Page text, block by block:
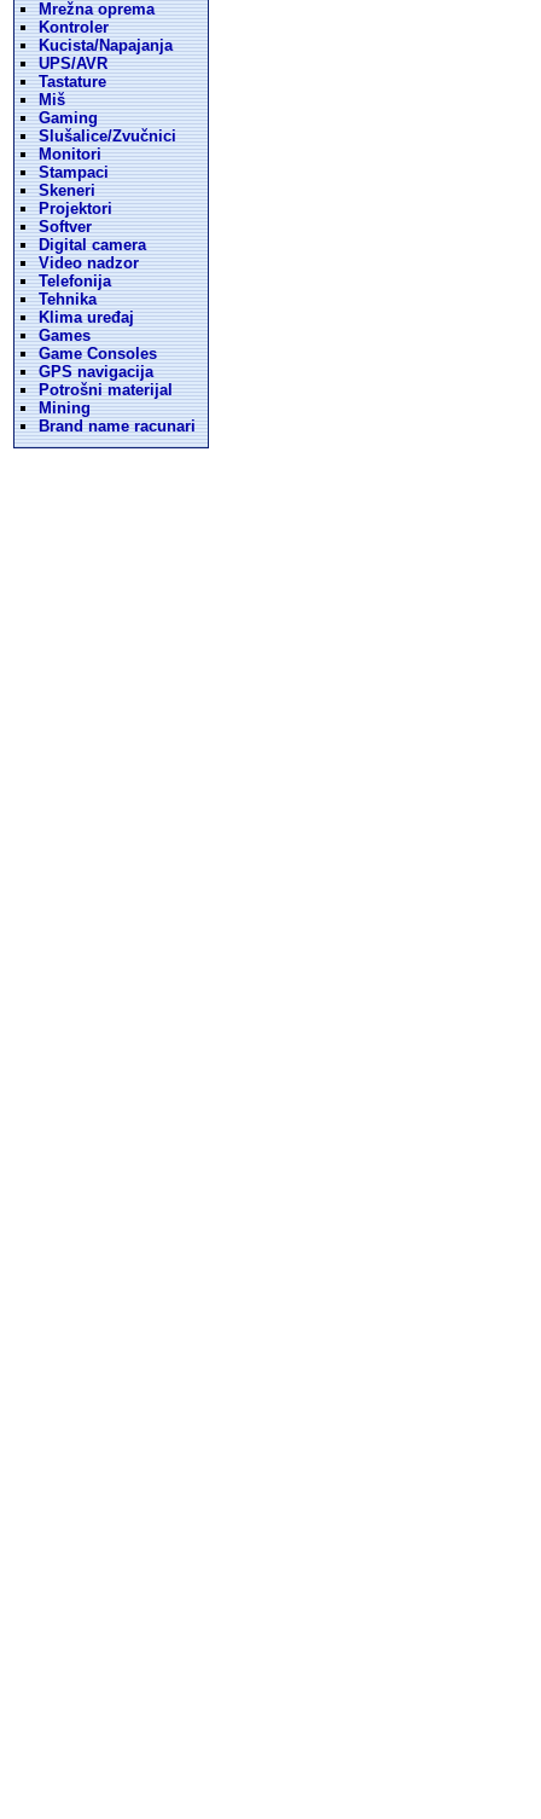
Mrežna oprema
Kontroler
Kucista/Napajanja
UPS/AVR
Tastature
Miš
Gaming
Slušalice/Zvučnici
Monitori
Stampaci
Skeneri
Projektori
Softver
Digital camera
Video nadzor
Telefonija
Tehnika
Klima uređaj
Games
Game Consoles
GPS navigacija
Potrošni materijal
Mining
Brand name racunari